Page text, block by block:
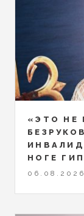
«ЭТО НЕ
НОГЕ
06.08.2026